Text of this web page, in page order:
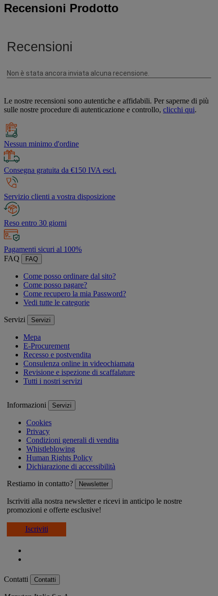
Recensioni Prodotto
Le nostre recensioni sono autentiche e affidabili. Per saperne di più
sulle nostre procedure di autenticazione e controllo, clicchi qui.
Nessun minimo d'ordine
Consegna gratuita da €150 IVA escl.
Servizio clienti a vostra disposizione
Reso entro 30 giorni
Pagamenti sicuri al 100%
FAQ
FAQ
Come posso ordinare dal sito?
Come posso pagare?
Come recupero la mia Password?
Vedi tutte le categorie
Servizi Servizi
Mepa
E-Procurement
Recesso e postvendita
Consulenza online in videochiamata
Revisione e ispezione di scaffalature
Tutti i nostri servizi
Informazioni Servizi
Cookies
Privacy
Condizioni generali di vendita
Whistleblowing
Human Rights Policy
Dichiarazione di accessibilità
Restiamo in contatto? Newsletter
Iscriviti alla nostra newsletter e ricevi in anticipo le nostre
promozioni e offerte esclusive!
Iscriviti
Contatti Contatti